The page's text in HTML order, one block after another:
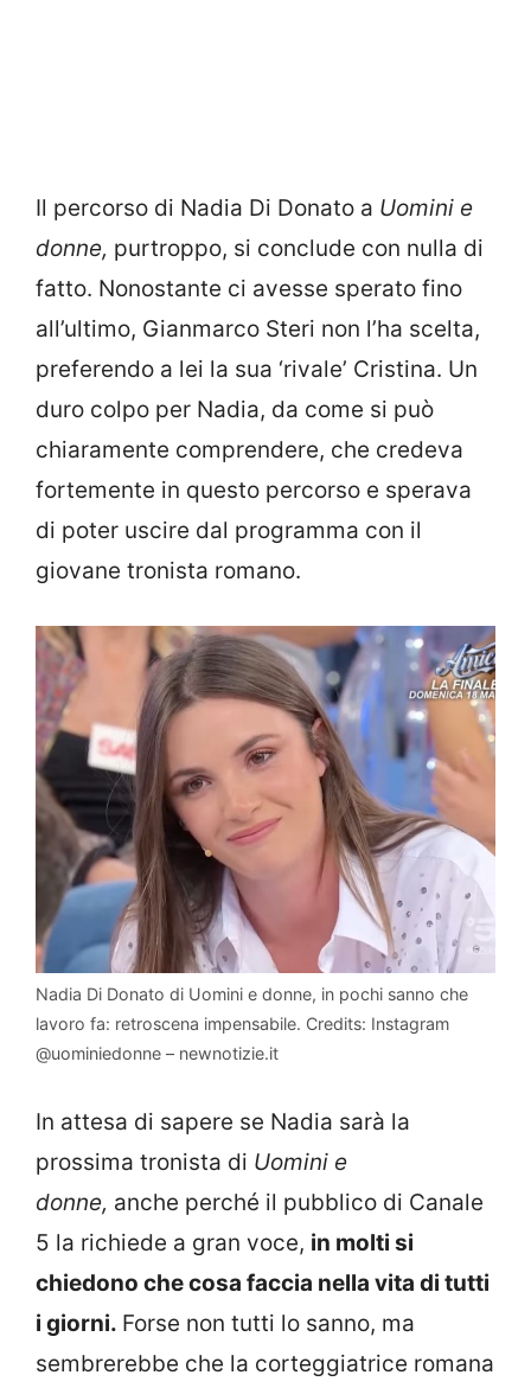
Il percorso di Nadia Di Donato a Uomini e
donne, purtroppo, si conclude con nulla di
fatto. Nonostante ci avesse sperato fino
all’ultimo, Gianmarco Steri non l’ha scelta,
preferendo a lei la sua ‘rivale’ Cristina. Un
duro colpo per Nadia, da come si può
chiaramente comprendere, che credeva
fortemente in questo percorso e sperava
di poter uscire dal programma con il
giovane tronista romano.
Nadia Di Donato di Uomini e donne, in pochi sanno che
lavoro fa: retroscena impensabile. Credits: Instagram
@uominiedonne – newnotizie.it
In attesa di sapere se Nadia sarà la
prossima tronista di Uomini e
donne, anche perché il pubblico di Canale
5 la richiede a gran voce, in molti si
chiedono che cosa faccia nella vita di tutti
i giorni. Forse non tutti lo sanno, ma
sembrerebbe che la corteggiatrice romana